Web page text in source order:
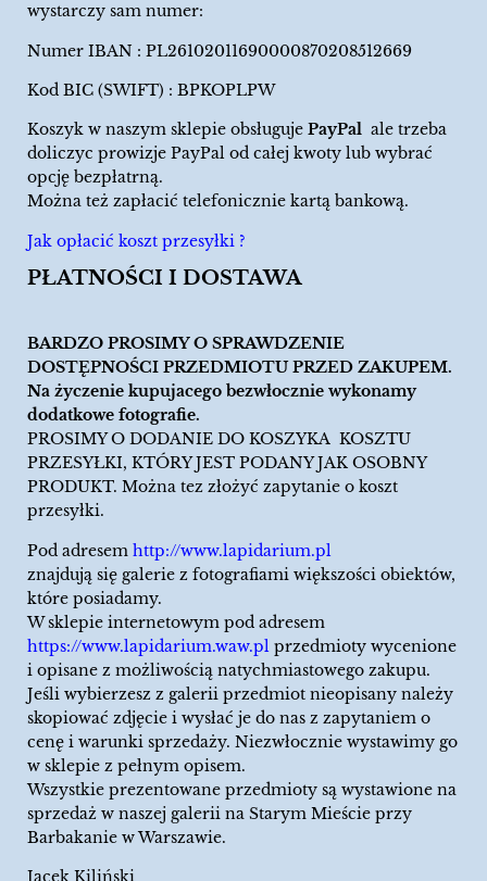
wystarczy sam numer:
Numer IBAN : PL26102011690000870208512669
Kod BIC (SWIFT) : BPKOPLPW
Koszyk w naszym sklepie obsługuje PayPal ale trzeba
doliczyc prowizje PayPal od całej kwoty lub wybrać
opcję bezpłatrną.
Można też zapłacić telefonicznie kartą bankową.
Jak opłacić koszt przesyłki ?
PŁATNOŚCI I DOSTAWA
BARDZO PROSIMY O SPRAWDZENIE
DOSTĘPNOŚCI PRZEDMIOTU PRZED ZAKUPEM.
Na życzenie kupujacego bezwłocznie wykonamy
dodatkowe fotografie.
PROSIMY O DODANIE DO KOSZYKA KOSZTU
PRZESYŁKI, KTÓRY JEST PODANY JAK OSOBNY
PRODUKT. Można tez złożyć zapytanie o koszt
przesyłki.
Pod adresem http://www.lapidarium.pl
znajdują się galerie z fotografiami większości obiektów,
które posiadamy.
W sklepie internetowym pod adresem
https://www.lapidarium.waw.pl przedmioty wycenione
i opisane z możliwością natychmiastowego zakupu.
Jeśli wybierzesz z galerii przedmiot nieopisany należy
skopiować zdjęcie i wysłać je do nas z zapytaniem o
cenę i warunki sprzedaży. Niezwłocznie wystawimy go
w sklepie z pełnym opisem.
Wszystkie prezentowane przedmioty są wystawione na
sprzedaż w naszej galerii na Starym Mieście przy
Barbakanie w Warszawie.
Jacek Kiliński